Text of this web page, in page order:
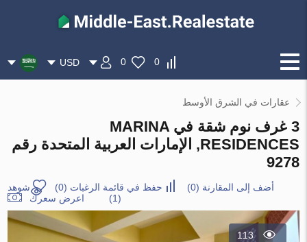
0
0
USD
عقارات في الشرق الأوسط
3 غرف نوم شقة في MARINA
RESIDENCES, الإمارات العربية المتحدة رقم
9278
أضف إلى المقارنة (
0
) حفظ في قائمة الرغبات (
0
)
شوهد
(1)
اعرض سعرك
113